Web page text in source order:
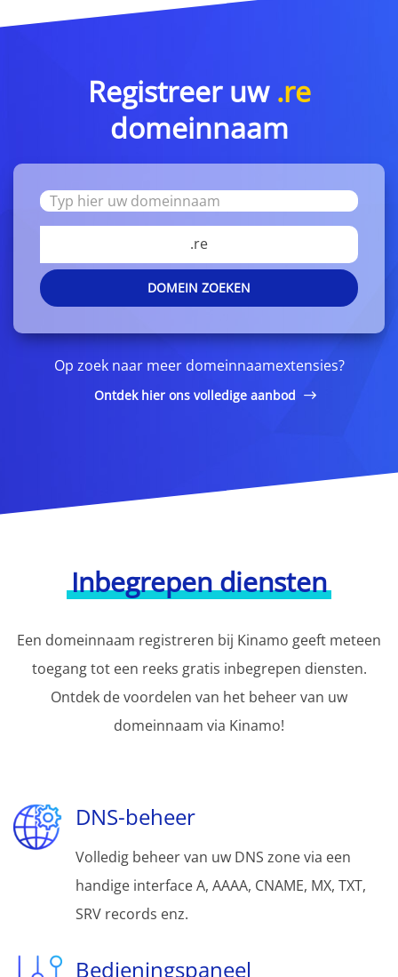
Registreer uw .re
domeinnaam
.re
DOMEIN ZOEKEN
Op zoek naar meer domeinnaamextensies?
Ontdek hier ons volledige aanbod
Inbegrepen diensten
Een domeinnaam registreren bij Kinamo geeft meteen
toegang tot een reeks gratis inbegrepen diensten.
Ontdek de voordelen van het beheer van uw
domeinnaam via Kinamo!
DNS-beheer
Volledig beheer van uw DNS zone via een
handige interface A, AAAA, CNAME, MX, TXT,
SRV records enz.
Bedieningspaneel